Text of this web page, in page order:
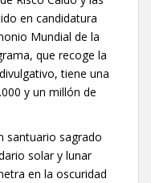
en candidatura
Mundial de la
que recoge la
tiene una
y un millón de
santuario sagrado
solar y lunar
en la oscuridad